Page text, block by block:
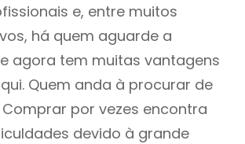
e, entre muitos
há quem aguarde a
agora tem muitas vantagens
Quem anda à procurar de
por vezes encontra
devido à grande